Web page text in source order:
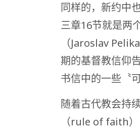
同样的，新约中
三章16节就是两
（Jaroslav
期的基督教信仰
书信中的一些〝
随着古代教会持
（rule of faith